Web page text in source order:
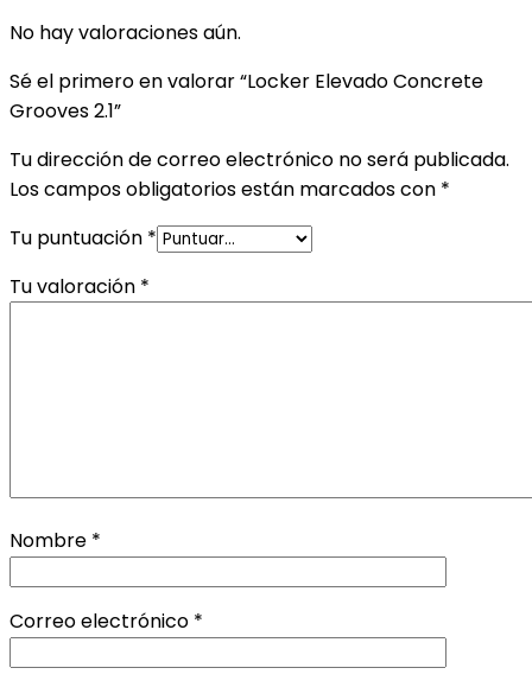
No hay valoraciones aún.
Sé el primero en valorar “Locker Elevado Concrete
Grooves 2.1”
Tu dirección de correo electrónico no será publicada.
Los campos obligatorios están marcados con *
Tu puntuación *
Tu valoración *
Nombre *
Correo electrónico *